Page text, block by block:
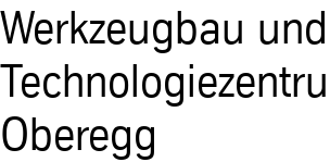
Werkzeugbau und
Oberegg